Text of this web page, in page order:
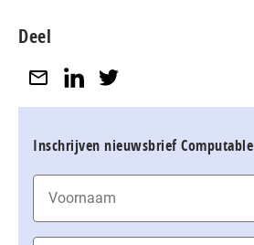
Deel
Inschrijven nieuwsbrief Computable